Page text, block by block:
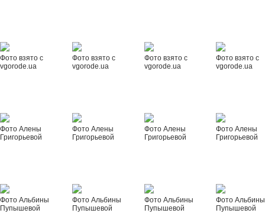
Фото взято с
vgorode.ua
Фото взято с
vgorode.ua
Фото взято с
vgorode.ua
Фото взято с
vgorode.ua
Фото Алены
Григорьевой
Фото Алены
Григорьевой
Фото Алены
Григорьевой
Фото Алены
Григорьевой
Фото Альбины
Пупышевой
Фото Альбины
Пупышевой
Фото Альбины
Пупышевой
Фото Альбины
Пупышевой